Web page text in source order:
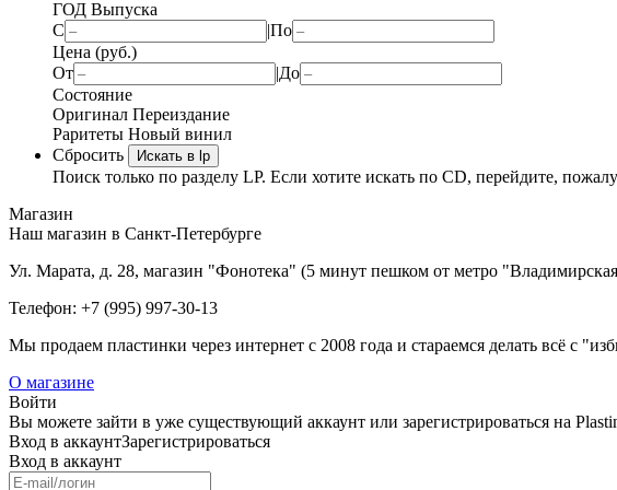
ГОД Выпуска
С
|По
Цена (руб.)
От
|До
Состояние
Оригинал Переиздание
Раритеты Новый винил
Сбросить
Искать в lp
Поиск только по разделу LP. Если хотите искать по CD, перейдите,
Магазин
Наш магазин в Санкт-Петербурге
Ул. Марата, д. 28, магазин "Фонотека" (5 минут пешком от метро
Телефон: +7 (995) 997-30-13
Мы продаем пластинки через интернет c 2008 года и стараемся делать всё с
О магазине
Войти
Вы можете зайти в уже существующий аккаунт или зарегистрироваться на
Вход в аккаунтЗарегистрироваться
Вход в аккаунт